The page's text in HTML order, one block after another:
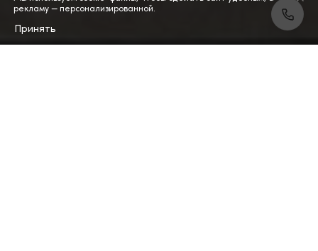
рекламу — персонализированной.
Принять